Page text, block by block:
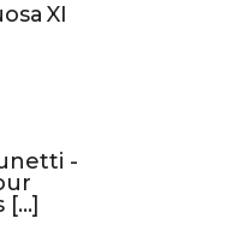
XI
-
[…]